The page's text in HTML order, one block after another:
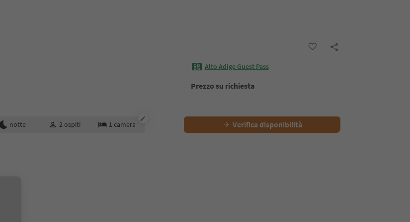
Alto Adige Guest Pass
Prezzo su richiesta
notte 2 ospiti 1 camera Verifica disponibilità